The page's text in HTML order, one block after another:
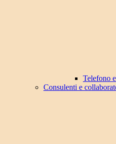
Telefono
Consulenti e